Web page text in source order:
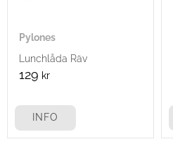
Pylones
Lunchlåda Räv
129 kr
INFO